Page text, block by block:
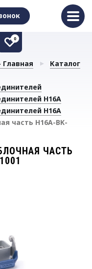
0
Каталог
H16A
H16A
часть H16A-BK-
ЧАСТЬ